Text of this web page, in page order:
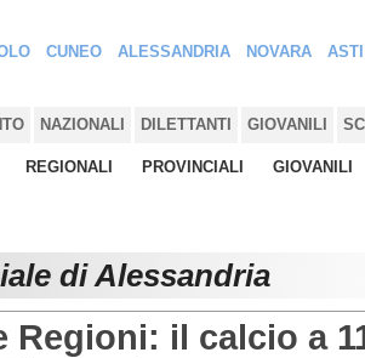
CUNEO ALESSANDRIA NOVARA ASTI
NAZIONALI DILETTANTI GIOVANILI
REGIONALI PROVINCIALI GIOVANILI
di Alessandria
Regioni: il calcio a